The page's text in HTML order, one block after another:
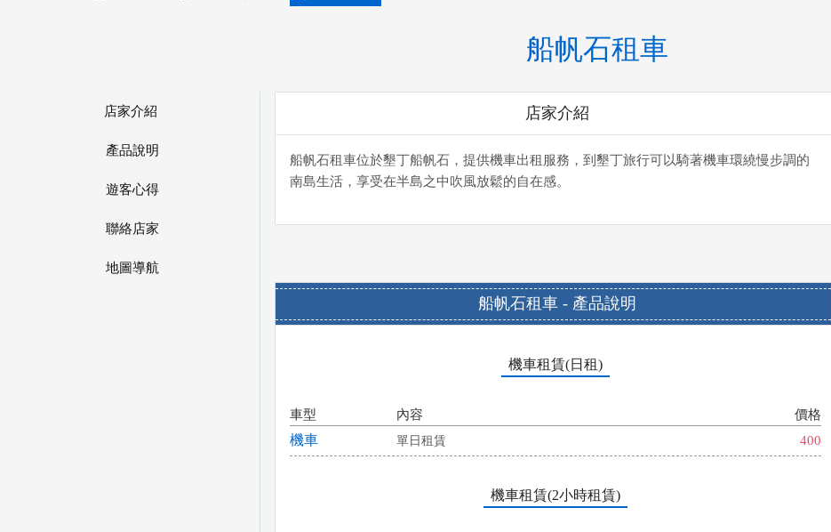
船帆石租車
店家介紹
產品說明
遊客心得
聯絡店家
地圖導航
店家介紹
船帆石租車位於墾丁船帆石，提供機車出租服務，到墾丁旅行可以騎著機車環繞慢步調的
南島生活，享受在半島之中吹風放鬆的自在感。
船帆石租車 - 產品說明
機車租賃(日租)
車型 內容 價格
機車 單日租賃 400
機車租賃(2小時租賃)